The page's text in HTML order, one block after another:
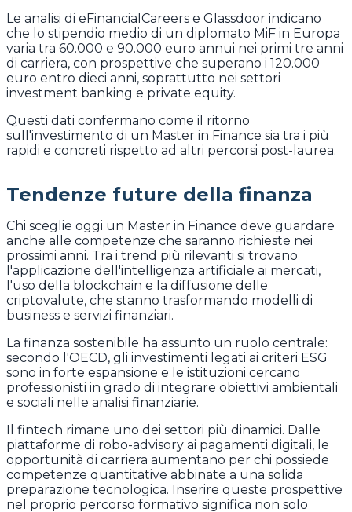
Le analisi di eFinancialCareers e Glassdoor indicano
che lo stipendio medio di un diplomato MiF in Europa
varia tra 60.000 e 90.000 euro annui nei primi tre anni
di carriera, con prospettive che superano i 120.000
euro entro dieci anni, soprattutto nei settori
investment banking e private equity.
Questi dati confermano come il ritorno
sull'investimento di un Master in Finance sia tra i più
rapidi e concreti rispetto ad altri percorsi post-laurea.
Tendenze future della finanza
Chi sceglie oggi un Master in Finance deve guardare
anche alle competenze che saranno richieste nei
prossimi anni. Tra i trend più rilevanti si trovano
l'applicazione dell'intelligenza artificiale ai mercati,
l'uso della blockchain e la diffusione delle
criptovalute, che stanno trasformando modelli di
business e servizi finanziari.
La finanza sostenibile ha assunto un ruolo centrale:
secondo l'OECD, gli investimenti legati ai criteri ESG
sono in forte espansione e le istituzioni cercano
professionisti in grado di integrare obiettivi ambientali
e sociali nelle analisi finanziarie.
Il fintech rimane uno dei settori più dinamici. Dalle
piattaforme di robo-advisory ai pagamenti digitali, le
opportunità di carriera aumentano per chi possiede
competenze quantitative abbinate a una solida
preparazione tecnologica. Inserire queste prospettive
nel proprio percorso formativo significa non solo